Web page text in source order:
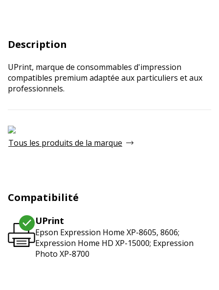
Description
UPrint, marque de consommables d'impression
compatibles premium adaptée aux particuliers et aux
professionnels.
Tous les produits de la marque
Compatibilité
UPrint
Epson Expression Home XP-8605, 8606;
Expression Home HD XP-15000; Expression
Photo XP-8700